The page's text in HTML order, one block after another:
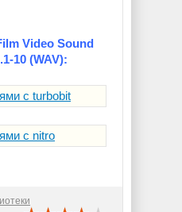
Video Sound
10 (WAV):
с turbobit
с nitro